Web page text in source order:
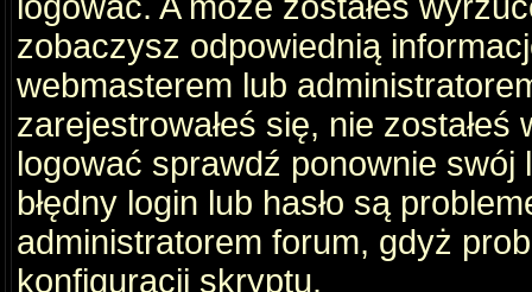
zobaczysz odpowiednią
webmasterem lub
zarejestrowałeś się, nie
logować sprawdź ponownie swój
błędny login lub hasło są
administratorem forum, gdyż
konfiguracji skryptu.